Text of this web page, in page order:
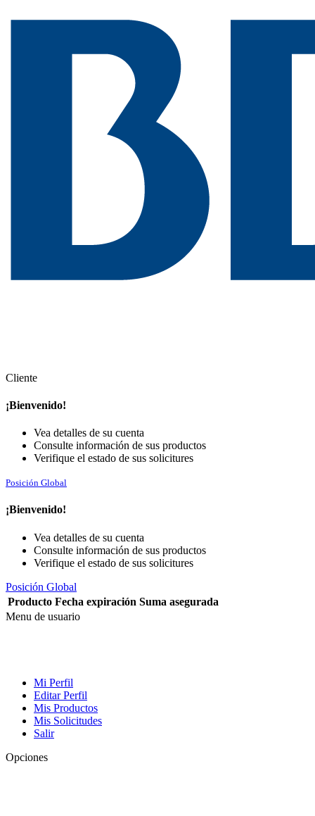
Cliente
¡Bienvenido!
Vea detalles de su cuenta
Consulte información de sus productos
Verifique el estado de sus solicitures
Posición Global
¡Bienvenido!
Vea detalles de su cuenta
Consulte información de sus productos
Verifique el estado de sus solicitures
Posición Global
Producto Fecha expiración Suma asegurada
Menu de usuario
Mi Perfil
Editar Perfil
Mis Productos
Mis Solicitudes
Salir
Opciones